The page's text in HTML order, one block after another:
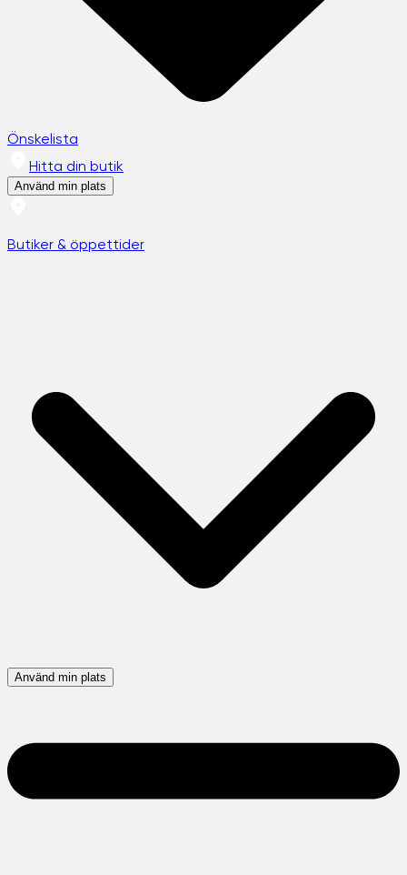
Önskelista
Hitta din butik
Använd min plats
Butiker & öppettider
Använd min plats